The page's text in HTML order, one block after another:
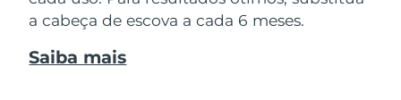
a cabeça de escova a cada 6 meses.
Saiba mais